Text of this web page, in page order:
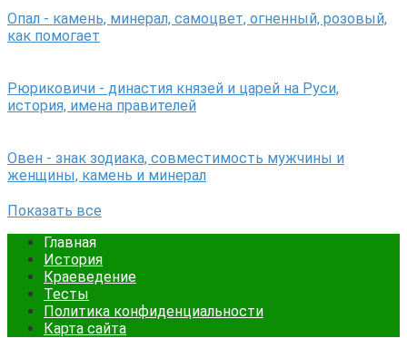
Опал - камень, минерал, самоцвет, огненный, розовый,
как помогает
Рюриковичи - династия князей и царей на Руси,
история, имена правителей
Овен - знак зодиака, совместимость мужчины и
женщины, камень и минерал
Показать все
Главная
История
Краеведение
Тесты
Политика конфиденциальности
Карта сайта